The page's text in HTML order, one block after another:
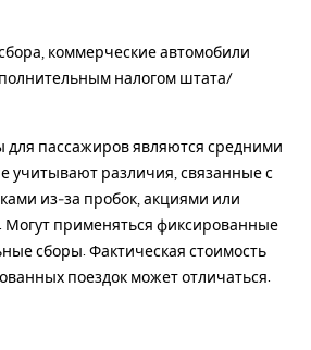
коммерческие автомобили
налогом штата/
пассажиров являются средними
учитывают различия, связанные с
из-за пробок, акциями или
Могут применяться фиксированные
сборы. Фактическая стоимость
поездок может отличаться.